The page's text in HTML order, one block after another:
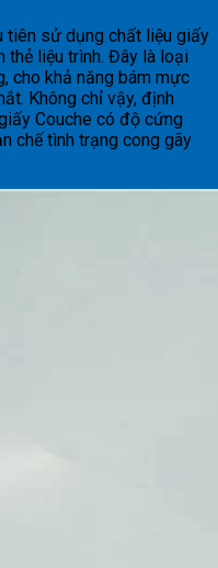
tiên sử dụng chất liệu giấy
thẻ liệu trình. Đây là loại
cho khả năng bám mực
Không chỉ vậy, định
Couche có độ cứng
chế tình trạng cong gãy